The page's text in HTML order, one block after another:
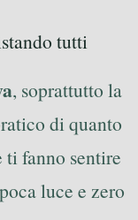
tutti
, soprattutto la
di quanto
ti fanno sentire
luce e zero